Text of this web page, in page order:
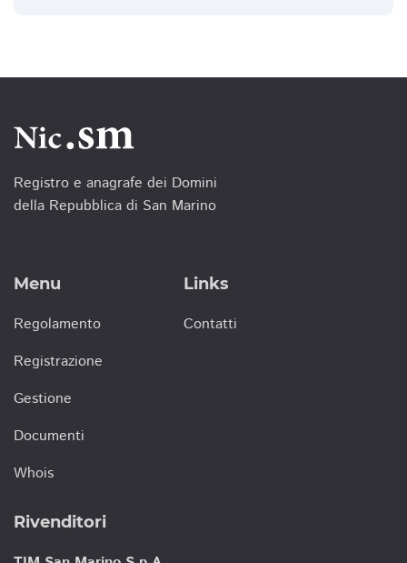
Registro e anagrafe dei Domini
della Repubblica di San Marino
Menu
Regolamento
Registrazione
Gestione
Documenti
Whois
Links
Contatti
Rivenditori